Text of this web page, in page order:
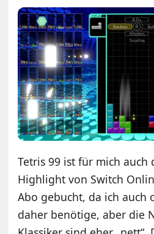
Tetris 99 ist für mich auch
Highlight von Switch
Abo gebucht, da ich auch
daher benötige, aber die